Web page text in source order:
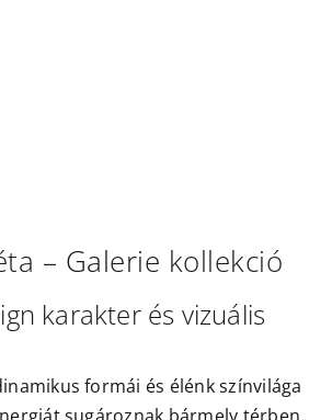
– Galerie kollekció
karakter és vizuális
formái és élénk színvilága